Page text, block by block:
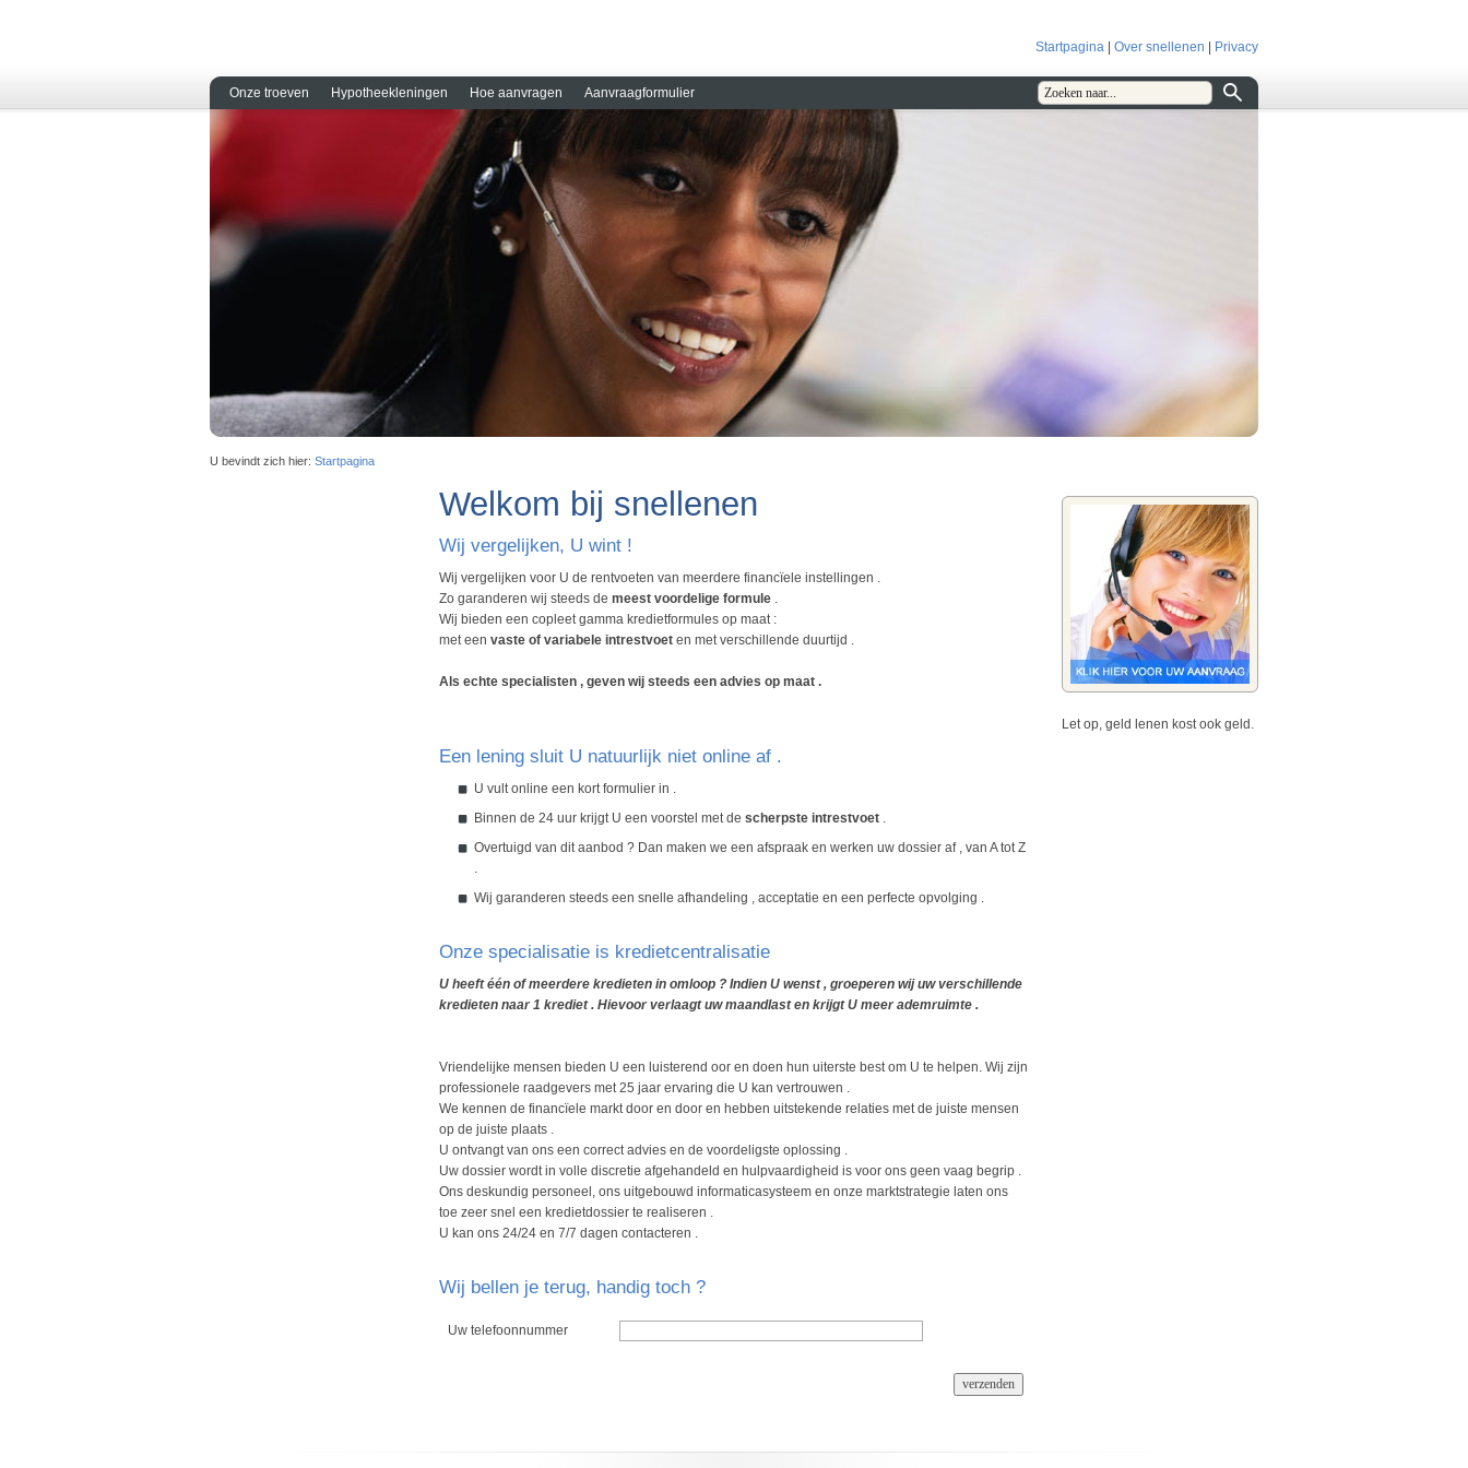
Startpagina Over snellenen Privacy
Onze troeven Hypotheekleningen Hoe aanvragen Aanvraagformulier
U bevindt zich hier: Startpagina
Welkom bij snellenen
Wij vergelijken, U wint !
Wij vergelijken voor U de rentvoeten van meerdere financïele instellingen .
Zo garanderen wij steeds de meest voordelige formule .
Wij bieden een copleet gamma kredietformules op maat :
met een vaste of variabele intrestvoet en met verschillende duurtijd .
Als echte specialisten , geven wij steeds een advies op maat .
Een lening sluit U natuurlijk niet online af .
U vult online een kort formulier in .
Binnen de 24 uur krijgt U een voorstel met de scherpste intrestvoet .
Overtuigd van dit aanbod ? Dan maken we een afspraak en werken uw dossier af , van A tot Z
.
Wij garanderen steeds een snelle afhandeling , acceptatie en een perfecte opvolging .
Onze specialisatie is kredietcentralisatie
U heeft één of meerdere kredieten in omloop ? Indien U wenst , groeperen wij uw verschillende
kredieten naar 1 krediet . Hievoor verlaagt uw maandlast en krijgt U meer ademruimte .
Vriendelijke mensen bieden U een luisterend oor en doen hun uiterste best om U te helpen. Wij zijn
professionele raadgevers met 25 jaar ervaring die U kan vertrouwen .
We kennen de financïele markt door en door en hebben uitstekende relaties met de juiste mensen
op de juiste plaats .
U ontvangt van ons een correct advies en de voordeligste oplossing .
Uw dossier wordt in volle discretie afgehandeld en hulpvaardigheid is voor ons geen vaag begrip .
Ons deskundig personeel, ons uitgebouwd informaticasysteem en onze marktstrategie laten ons
toe zeer snel een kredietdossier te realiseren .
U kan ons 24/24 en 7/7 dagen contacteren .
Wij bellen je terug, handig toch ?
Uw telefoonnummer
Let op, geld lenen kost ook geld.